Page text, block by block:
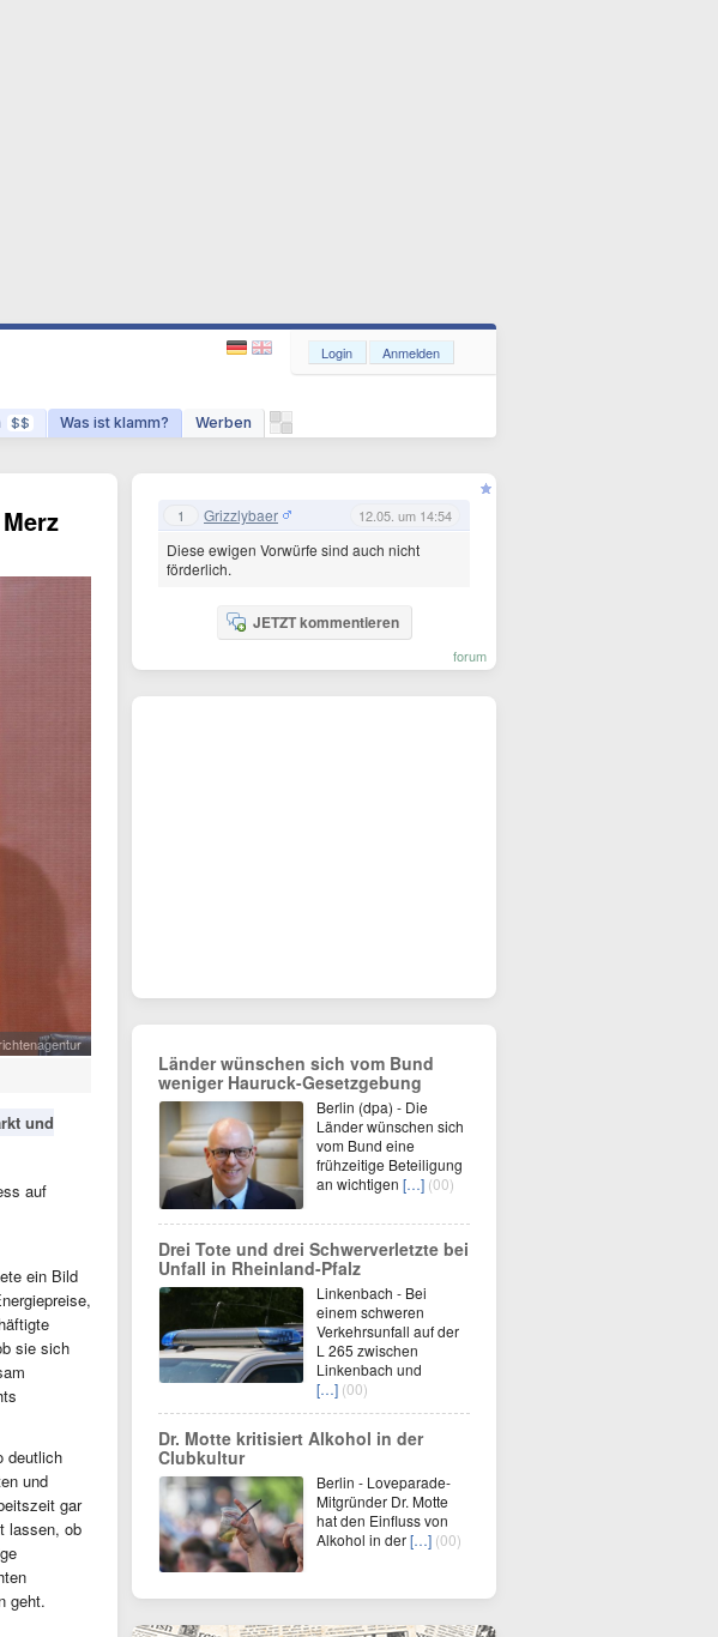
$$ Was ist klamm? Werben
Login Anmelden
und
auf
ein Bild
sie sich
deutlich
und
gar
lassen, ob
geht.
1 Grizzlybaer 12.05. um 14:54
Diese ewigen Vorwürfe sind auch nicht
förderlich.
JETZT kommentieren
forum
Länder wünschen sich vom Bund
weniger Hauruck-Gesetzgebung
Berlin (dpa) - Die
Länder wünschen sich
vom Bund eine
frühzeitige Beteiligung
an wichtigen […] (00)
Drei Tote und drei Schwerverletzte bei
Unfall in Rheinland-Pfalz
Linkenbach - Bei
einem schweren
Verkehrsunfall auf der
L 265 zwischen
Linkenbach und
[…] (00)
Dr. Motte kritisiert Alkohol in der
Clubkultur
Berlin - Loveparade-
Mitgründer Dr. Motte
hat den Einfluss von
Alkohol in der[…] (00)